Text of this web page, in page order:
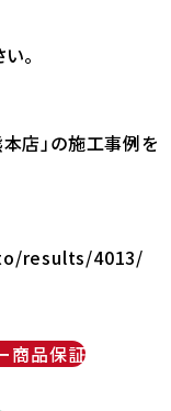
。
店」の施工事例を
results/4013/
商品保証